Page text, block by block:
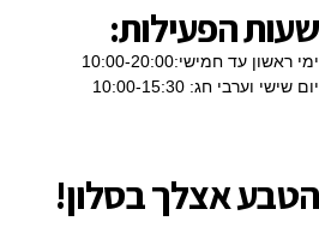
שעות הפעילות:
ימי ראשון עד חמישי:10:00-20:00
יום שישי וערבי חג: 10:00-15:30
הטבע אצלך בסלון!